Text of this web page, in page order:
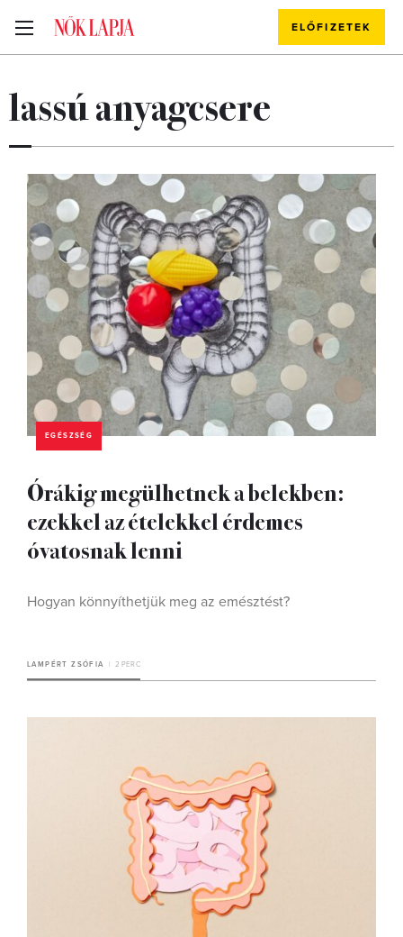
ELŐFIZETEK
lassú anyagcsere
EGÉSZSÉG
Órákig megülhetnek a belekben:
ezekkel az ételekkel érdemes
óvatosnak lenni
Hogyan könnyíthetjük meg az emésztést?
LAMPÉRT ZSÓFIA 2 PERC